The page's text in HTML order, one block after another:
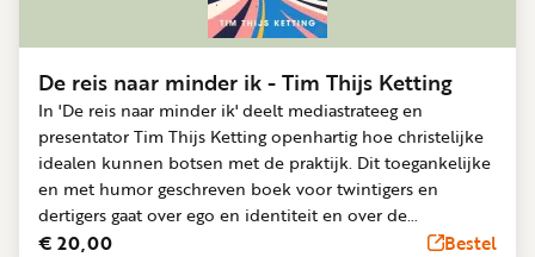
De reis naar minder ik - Tim Thijs Ketting
In 'De reis naar minder ik' deelt mediastrateeg en
presentator Tim Thijs Ketting openhartig hoe christelijke
idealen kunnen botsen met de praktijk. Dit toegankelijke
en met humor geschreven boek voor twintigers en
dertigers gaat over ego en identiteit en over de
confrontatie met de geest van 'ikke, ikke, ikke' en 'altijd
€ 20,00 Bestel